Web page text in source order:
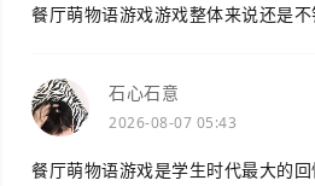
餐厅萌物语游戏游戏整体来说还是
石心石意
2026-08-07 05:43
餐厅萌物语游戏是学生时代最大的